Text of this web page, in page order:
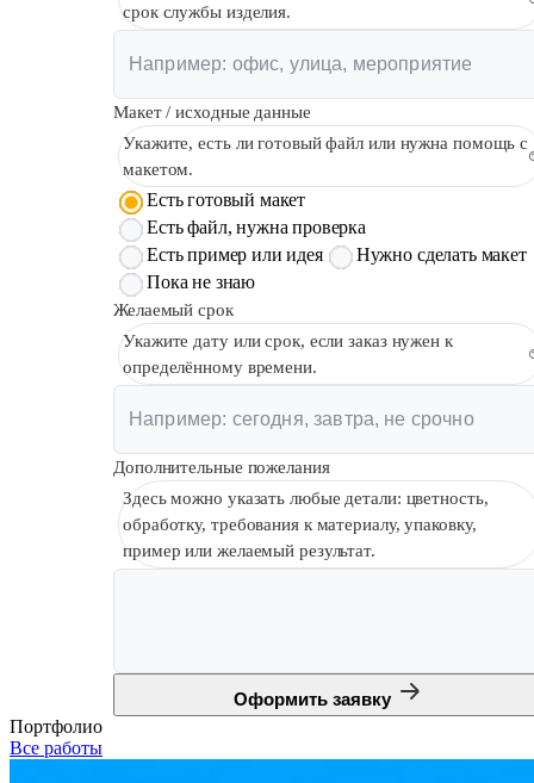
срок службы изделия.
Макет / исходные данные
Укажите, есть ли готовый файл или нужна помощь с
макетом.
Есть готовый макет
Есть файл, нужна проверка
Есть пример или идея
Нужно сделать макет
Пока не знаю
Желаемый срок
Укажите дату или срок, если заказ нужен к
определённому времени.
Дополнительные пожелания
Здесь можно указать любые детали: цветность,
обработку, требования к материалу, упаковку,
пример или желаемый результат.
Оформить заявку
Портфолио
Все работы